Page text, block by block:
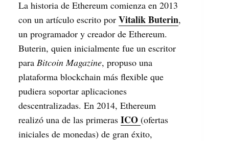
La historia de Ethereum comienza en 2013
con un artículo escrito por Vitalik Buterin,
un programador y creador de Ethereum.
Buterin, quien inicialmente fue un escritor
para Bitcoin Magazine, propuso una
plataforma blockchain más flexible que
pudiera soportar aplicaciones
descentralizadas. En 2014, Ethereum
realizó una de las primeras ICO (ofertas
iniciales de monedas) de gran éxito,